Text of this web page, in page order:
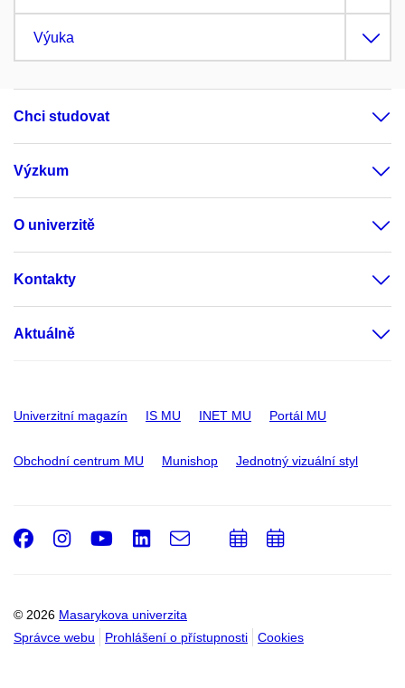
Výuka
Chci studovat
Výzkum
O univerzitě
Kontakty
Aktuálně
Univerzitní magazín IS MU INET MU Portál MU
Obchodní centrum MU Munishop Jednotný vizuální styl
© 2026 Masarykova univerzita
Správce webu
Prohlášení o přístupnosti Cookies
Facebook
Instagram
Youtube
LinkedIn
e-
PřidatPřidat